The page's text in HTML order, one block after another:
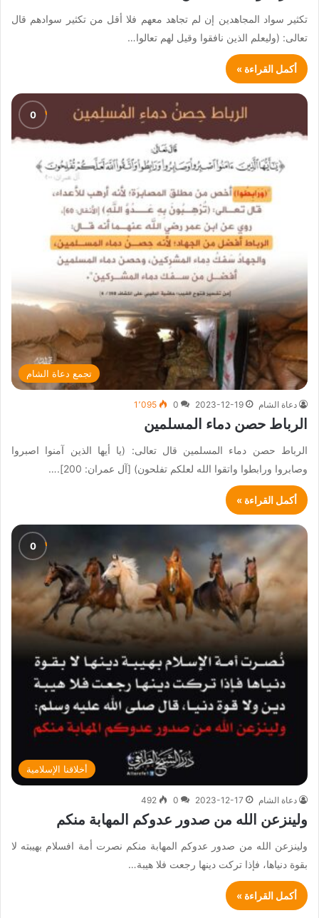
تكثير سواد المجاهدين إن لم تجاهد معهم فلا أقل من تكثير سوادهم قال
تعالى: (وليعلم الذين نافقوا وقيل لهم تعالوا…
أكمل القراءة »
تجمع دعاة الشام
دعاة الشام 2023-12-19
0 1٬095
الرباط حصن دماء المسلمين
الرباط حصن دماء المسلمين قال تعالى: (يا أيها الذين آمنوا اصبروا
وصابروا ورابطوا واتقوا الله لعلكم تفلحون) [آل عمران: 200].…
أكمل القراءة »
أخلاقنا الإسلامية
دعاة الشام 2023-12-17
0
492
ولينزعن الله من صدور عدوكم المهابة منكم
ولينزعن الله من صدور عدوكم المهابة منكم نصرت أمة افسلام بهيبته لا
بقوة دنياها، فإذا تركت دينها رجعت فلا هيبة…
أكمل القراءة »